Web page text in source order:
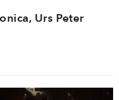
Urs Peter